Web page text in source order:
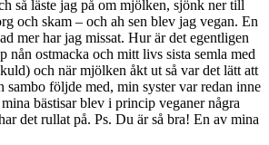
så läste jag på om mjölken, sjönk ner till
och skam – och ah sen blev jag vegan. En
mer har jag missat. Hur är det egentligen
nån ostmacka och mitt livs sista semla med
och när mjölken åkt ut så var det lätt att
sambo följde med, min syster var redan inne
bästisar blev i princip veganer några
det rullat på. Ps. Du är så bra! En av mina